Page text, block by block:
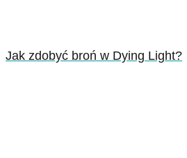
Jak zdobyć broń w Dying Light?